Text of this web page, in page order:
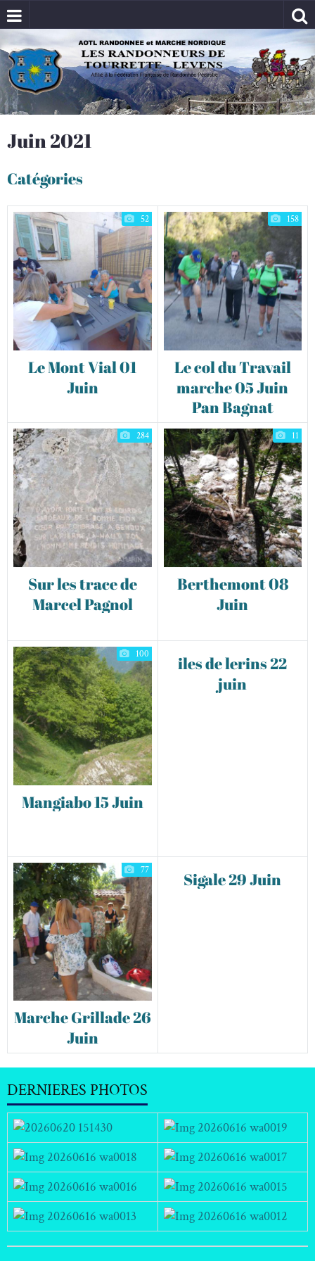
Juin 2021
Catégories
52
Le Mont Vial 01
Juin
158
Le col du Travail
marche 05 Juin
Pan Bagnat
284
Sur les trace de
Marcel Pagnol
11
Berthemont 08
Juin
100
Mangiabo 15 Juin
iles de lerins 22
juin
77
Marche Grillade 26
Juin
Sigale 29 Juin
DERNIERES PHOTOS